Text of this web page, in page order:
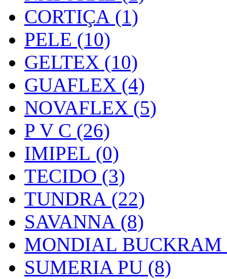
CORTIÇA (1)
PELE (10)
GELTEX (10)
GUAFLEX (4)
NOVAFLEX (5)
P V C (26)
IMIPEL (0)
TECIDO (3)
TUNDRA (22)
SAVANNA (8)
MONDIAL BUCKRAM
SUMERIA PU (8)